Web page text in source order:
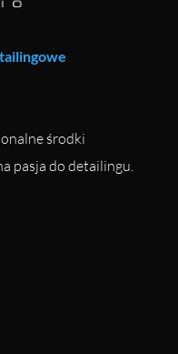
środki
pasja do detailingu.